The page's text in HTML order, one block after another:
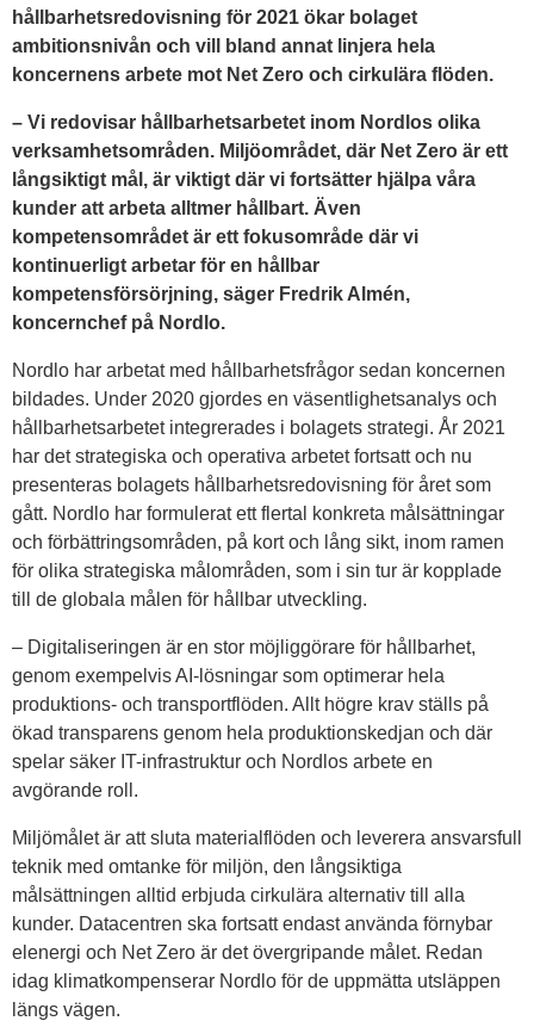
hållbarhetsredovisning för 2021 ökar bolaget
ambitionsnivån och vill bland annat linjera hela
koncernens arbete mot Net Zero och cirkulära flöden.
– Vi redovisar hållbarhetsarbetet inom Nordlos olika
verksamhetsområden. Miljöområdet, där Net Zero är ett
långsiktigt mål, är viktigt där vi fortsätter hjälpa våra
kunder att arbeta alltmer hållbart. Även
kompetensområdet är ett fokusområde där vi
kontinuerligt arbetar för en hållbar
kompetensförsörjning, säger Fredrik Almén,
koncernchef på Nordlo.
Nordlo har arbetat med hållbarhetsfrågor sedan koncernen
bildades. Under 2020 gjordes en väsentlighetsanalys och
hållbarhetsarbetet integrerades i bolagets strategi. År 2021
har det strategiska och operativa arbetet fortsatt och nu
presenteras bolagets hållbarhetsredovisning för året som
gått. Nordlo har formulerat ett flertal konkreta målsättningar
och förbättringsområden, på kort och lång sikt, inom ramen
för olika strategiska målområden, som i sin tur är kopplade
till de globala målen för hållbar utveckling.
– Digitaliseringen är en stor möjliggörare för hållbarhet,
genom exempelvis AI-lösningar som optimerar hela
produktions- och transportflöden. Allt högre krav ställs på
ökad transparens genom hela produktionskedjan och där
spelar säker IT-infrastruktur och Nordlos arbete en
avgörande roll.
Miljömålet är att sluta materialflöden och leverera ansvarsfull
teknik med omtanke för miljön, den långsiktiga
målsättningen alltid erbjuda cirkulära alternativ till alla
kunder. Datacentren ska fortsatt endast använda förnybar
elenergi och Net Zero är det övergripande målet. Redan
idag klimatkompenserar Nordlo för de uppmätta utsläppen
längs vägen.